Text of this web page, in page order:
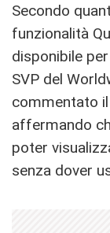
Secondo
funzionalità
disponibile per
SVP del
commentato
affermando
poter
senza dover